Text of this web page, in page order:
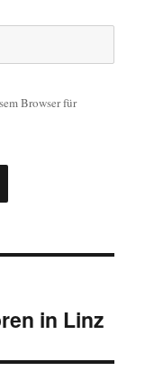
Browser für
in Linz